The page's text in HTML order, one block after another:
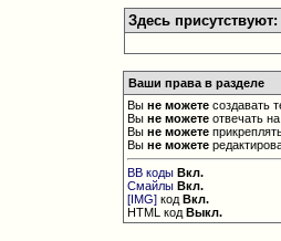
Здесь присутствуют:
Ваши права в разделе
Выне можете создавать
Выне можете отвечать
Выне можете
Выне можете
BB коды Вкл.
Смайлы Вкл.
[IMG] кодВкл.
HTML кодВыкл.